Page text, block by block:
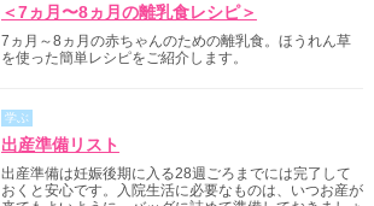
＜7ヵ月〜8ヵ月の離乳食レシピ＞
7ヵ月～8ヵ月の赤ちゃんのための離乳食。ほうれん草
を使った簡単レシピをご紹介します。
学ぶ
出産準備リスト
出産準備は妊娠後期に入る28週ごろまでには完了して
おくと安心です。入院生活に必要なものは、いつお産が